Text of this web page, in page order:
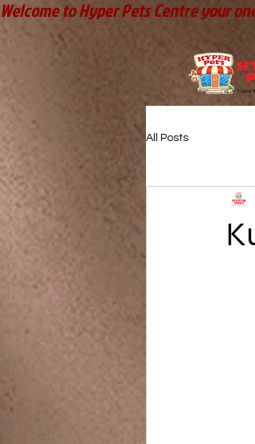
Welcome to Hyper Pets Centre your
All Posts